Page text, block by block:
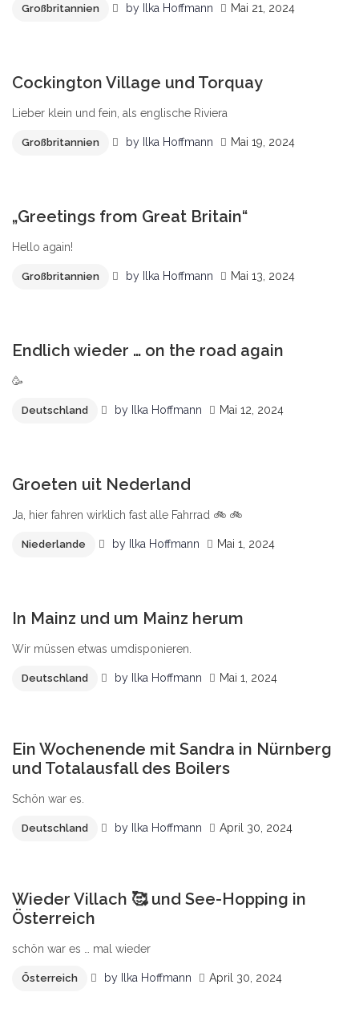
Großbritannien by Ilka Hoffmann Mai 21, 2024
Cockington Village und Torquay
Lieber klein und fein, als englische Riviera
Großbritannien by Ilka Hoffmann Mai 19, 2024
„Greetings from Great Britain“
Hello again!
Großbritannien by Ilka Hoffmann Mai 13, 2024
Endlich wieder … on the road again
🥳
Deutschland by Ilka Hoffmann Mai 12, 2024
Groeten uit Nederland
Ja, hier fahren wirklich fast alle Fahrrad 🚲 🚲
Niederlande by Ilka Hoffmann Mai 1, 2024
In Mainz und um Mainz herum
Wir müssen etwas umdisponieren.
Deutschland by Ilka Hoffmann Mai 1, 2024
Ein Wochenende mit Sandra in Nürnberg
und Totalausfall des Boilers
Schön war es.
Deutschland by Ilka Hoffmann April 30, 2024
Wieder Villach 🥰 und See-Hopping in
Österreich
schön war es … mal wieder
Österreich by Ilka Hoffmann April 30, 2024